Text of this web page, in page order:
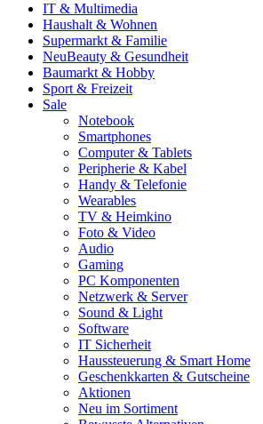
IT & Multimedia
Haushalt & Wohnen
Supermarkt & Familie
NeuBeauty & Gesundheit
Baumarkt & Hobby
Sport & Freizeit
Sale
Notebook
Smartphones
Computer & Tablets
Peripherie & Kabel
Handy & Telefonie
Wearables
TV & Heimkino
Foto & Video
Audio
Gaming
PC Komponenten
Netzwerk & Server
Sound & Light
Software
IT Sicherheit
Haussteuerung & Smart Home
Geschenkkarten & Gutscheine
Aktionen
Neu im Sortiment